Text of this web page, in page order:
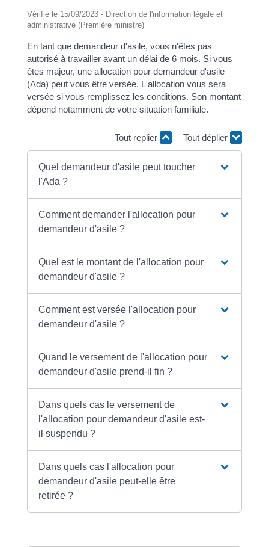
Vérifié le 15/09/2023 - Direction de l'information légale et
administrative (Première ministre)
En tant que demandeur d'asile, vous n'êtes pas
autorisé à travailler avant un délai de 6 mois. Si vous
êtes majeur, une allocation pour demandeur d'asile
(Ada) peut vous être versée. L'allocation vous sera
versée si vous remplissez les conditions. Son montant
dépend notamment de votre situation familiale.
Tout replier Tout déplier
Quel demandeur d'asile peut toucher
l'Ada ?
Comment demander l'allocation pour
demandeur d'asile ?
Quel est le montant de l'allocation pour
demandeur d'asile ?
Comment est versée l'allocation pour
demandeur d'asile ?
Quand le versement de l'allocation pour
demandeur d'asile prend-il fin ?
Dans quels cas le versement de
l'allocation pour demandeur d'asile est-
il suspendu ?
Dans quels cas l'allocation pour
demandeur d'asile peut-elle être
retirée ?